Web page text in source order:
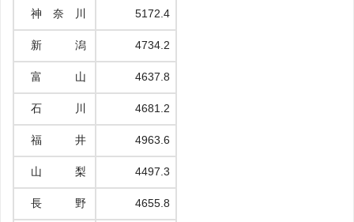
神 奈 川 5172.4
新 潟 4734.2
富 山 4637.8
石 川 4681.2
福 井 4963.6
山 梨 4497.3
長 野 4655.8